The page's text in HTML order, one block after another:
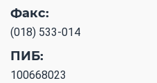
Факс:
(018) 533-014
ПИБ:
100668023